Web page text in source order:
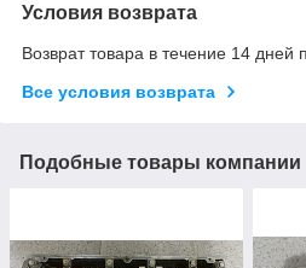
Условия возврата
Возврат товара в течение 14 дней
Все условия возврата
Подобные товары компании